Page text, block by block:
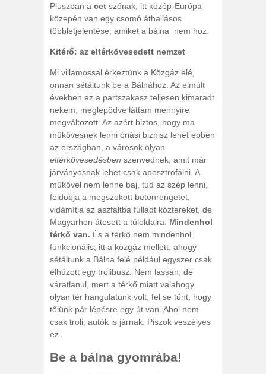
Pluszban a cet szónak, itt közép-Európa
közepén van egy csomó áthallásos
többletjelentése, amiket a bálna nem hoz.
Kitérő: az eltérkövesedett nemzet
Mi villamossal érkeztünk a Közgáz elé,
onnan sétáltunk be a Bálnához. Az elmúlt
években ez a partszakasz teljesen kimaradt
nekem, meglepődve láttam mennyire
megváltozott. Az azért biztos, hogy ma
műkövesnek lenni óriási biznisz lehet ebben
az országban, a városok olyan
eltérkövesedésben szenvednek, amit már
járványosnak lehet csak aposztrofálni. A
műkővel nem lenne baj, tud az szép lenni,
feldobja a megszokott betonrengetet,
vidámítja az aszfaltba fulladt köztereket, de
Magyarhon átesett a túloldalra. Mindenhol
térkő van. És a térkő nem mindenhol
funkcionális, itt a közgáz mellett, ahogy
sétáltunk a Bálna felé például egyszer csak
elhúzott egy trolibusz. Nem lassan, de
váratlanul, mert a térkő miatt valahogy
olyan tér hangulatunk volt, fel se tűnt, hogy
tőlünk pár lépésre egy út van. Ahol nem
csak troli, autók is járnak. Piszok veszélyes
ez.
Be a bálna gyomrába!